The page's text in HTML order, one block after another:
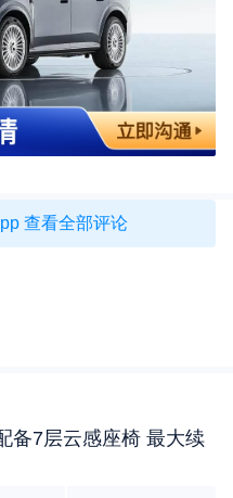
动空调、发动机一键启
。
1.5L发动机，最大功率
。另外该车还有
功率达到了163马力，
兴珉）
查看全部评论
备7层云感座椅 最大续